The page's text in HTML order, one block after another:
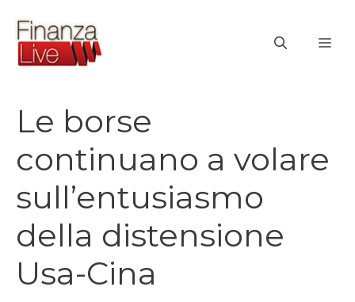
contenuto
Le borse
continuano a volare
sull’entusiasmo
della distensione
Usa-Cina